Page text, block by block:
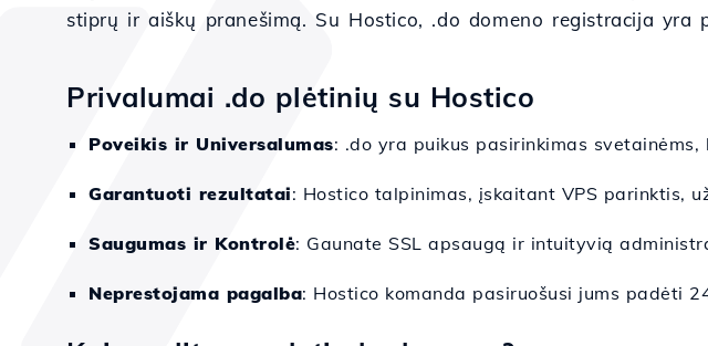
stiprų ir aiškų pranešimą. Su Hostico, .do domeno registracija
Privalumai .do plėtinių su Hostico
Poveikis ir Universalumas: .do yra puikus pasirinkimas
Garantuoti rezultatai: Hostico talpinimas, įskaitant VPS parinktis,
Saugumas ir Kontrolė: Gaunate SSL apsaugą ir intuityvią
Neprestojama pagalba: Hostico komanda pasiruošusi jums padėti